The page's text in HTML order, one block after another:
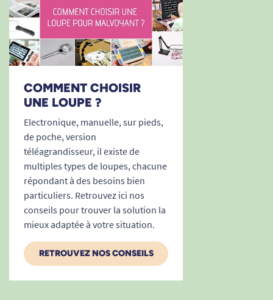
COMMENT CHOISIR
UNE LOUPE ?
Electronique, manuelle, sur pieds,
de poche, version
téléagrandisseur, il existe de
multiples types de loupes, chacune
répondant à des besoins bien
particuliers. Retrouvez ici nos
conseils pour trouver la solution la
mieux adaptée à votre situation.
RETROUVEZ NOS CONSEILS